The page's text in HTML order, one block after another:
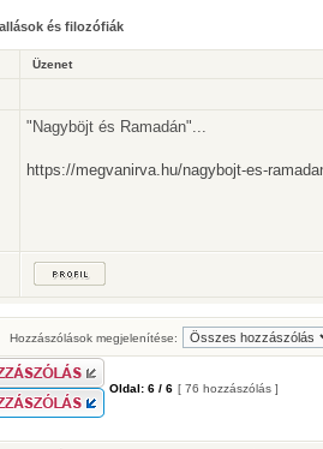
és filozófiák
Üzenet
"Nagyböjt és Ramadán"...
https://megvanirva.hu/nagybojt-es-
Hozzászólások megjelenítése:
Oldal: 6 / 6 [ 76 hozzászólás ]